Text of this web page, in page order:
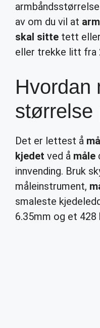
av om du vil at
skal sitte tett
eller trekke litt fra
Hvordan
størrelse
Det er lettest å
kjedet ved å måle
innvending. Bruk
måleinstrument,
smaleste
6.35mm og et 428